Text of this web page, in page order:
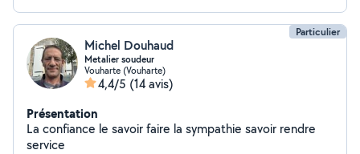
Particulier
Michel Douhaud
Metalier soudeur
Vouharte (Vouharte)
4,4/5 (14 avis)
Présentation
La confiance le savoir faire la sympathie savoir rendre
service